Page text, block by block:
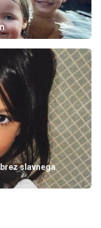
slavnega